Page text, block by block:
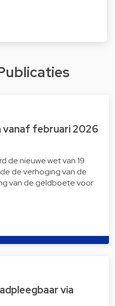
februari 2026
de nieuwe wet van 19
de verhoging van de
van de geldboete voor
via